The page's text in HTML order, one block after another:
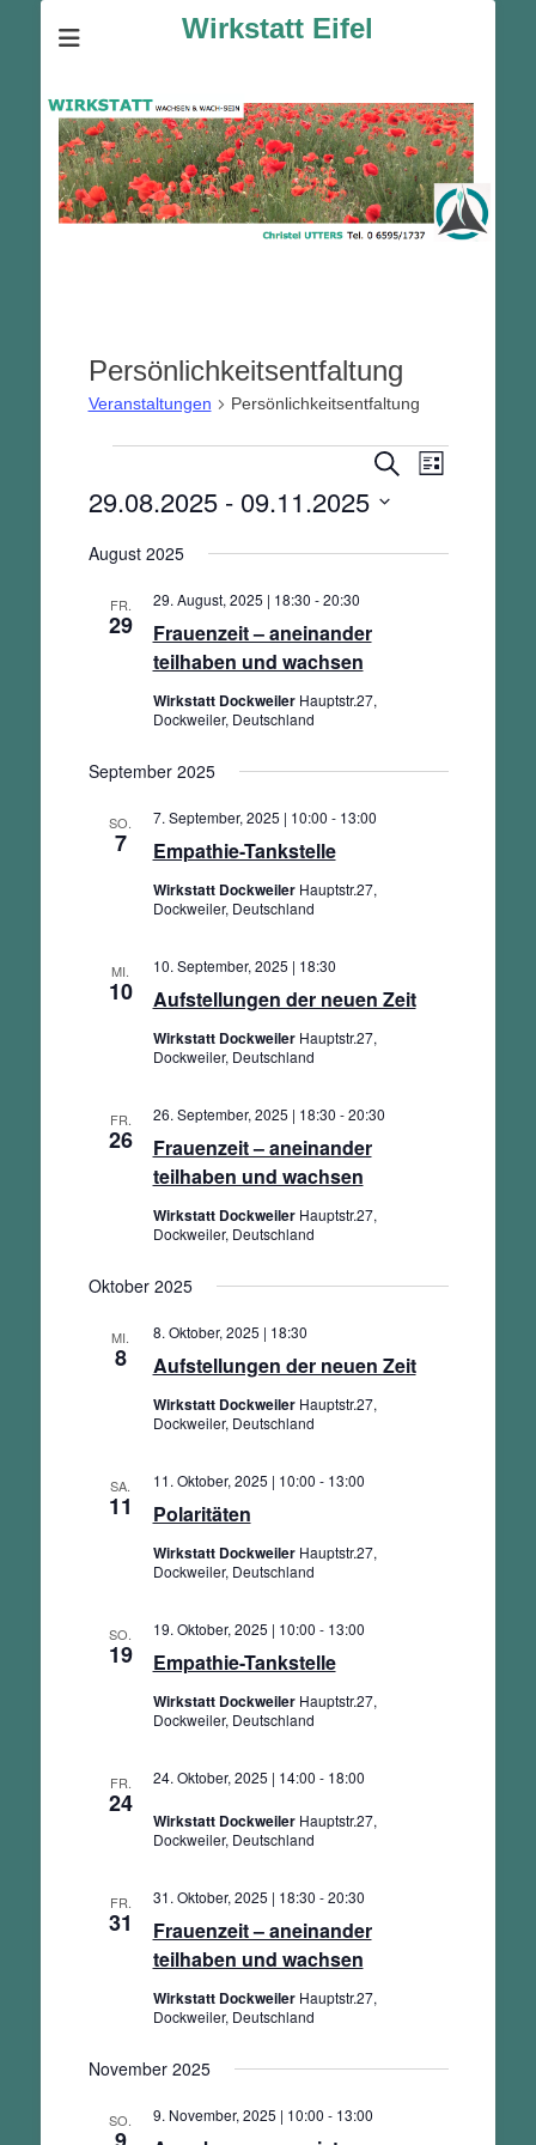
Wirkstatt Eifel
Persönlichkeitsentfaltung
Veranstaltungen Persönlichkeitsentfaltung
Suche
und
Suche
Ansichten-
Liste
29.08.2025 - 09.11.2025
wählen.
August 2025
FR.
29
Frauenzeit – aneinander
teilhaben und wachsen
29. August, 2025 | 18:30 -20:30
Wirkstatt Dockweiler Hauptstr.27,
Dockweiler, Deutschland
September 2025
SO.
7 Empathie-Tankstelle
7. September, 2025 | 10:00 - 13:00
Wirkstatt Dockweiler Hauptstr.27,
Dockweiler, Deutschland
MI.
10 Aufstellungen der neuen Zeit
10. September, 2025 | 18:30
Wirkstatt Dockweiler Hauptstr.27,
Dockweiler, Deutschland
FR.
26
Frauenzeit – aneinander
teilhaben und wachsen
26. September, 2025 | 18:30 -20:30
Wirkstatt Dockweiler Hauptstr.27,
Dockweiler, Deutschland
Oktober 2025
MI.
8 Aufstellungen der neuen Zeit
8. Oktober, 2025 | 18:30
Wirkstatt Dockweiler Hauptstr.27,
Dockweiler, Deutschland
SA.
11 Polaritäten
11. Oktober, 2025 | 10:00 - 13:00
Wirkstatt Dockweiler Hauptstr.27,
Dockweiler, Deutschland
SO.
19 Empathie-Tankstelle
19. Oktober, 2025 | 10:00 - 13:00
Wirkstatt Dockweiler Hauptstr.27,
Dockweiler, Deutschland
FR.
24
24. Oktober, 2025 | 14:00 - 18:00
Wirkstatt Dockweiler Hauptstr.27,
Dockweiler, Deutschland
FR.
31
Frauenzeit – aneinander
teilhaben und wachsen
31. Oktober, 2025 | 18:30 -20:30
Wirkstatt Dockweiler Hauptstr.27,
Dockweiler, Deutschland
November 2025
SO. 9. November, 2025 | 10:00 - 13:00